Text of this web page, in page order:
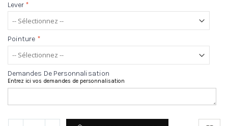
Lever *
Pointure *
Demandes De Personnalisation
Entrez ici vos demandes de personnalisation